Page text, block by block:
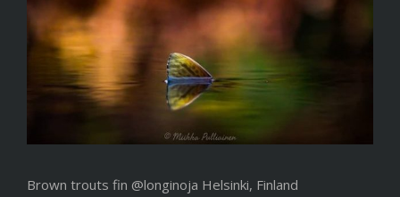
Image
Brown trouts fin @longinoja Helsinki, Finland